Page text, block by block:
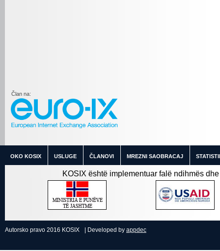
Član na:
OKO KOSIX USLUGE ČLANOVI MREZNI SAOBRACAJ
KOSIX është implementuar falë ndihmës
Autorsko pravo 2016 KOSIX | Developed by appdec